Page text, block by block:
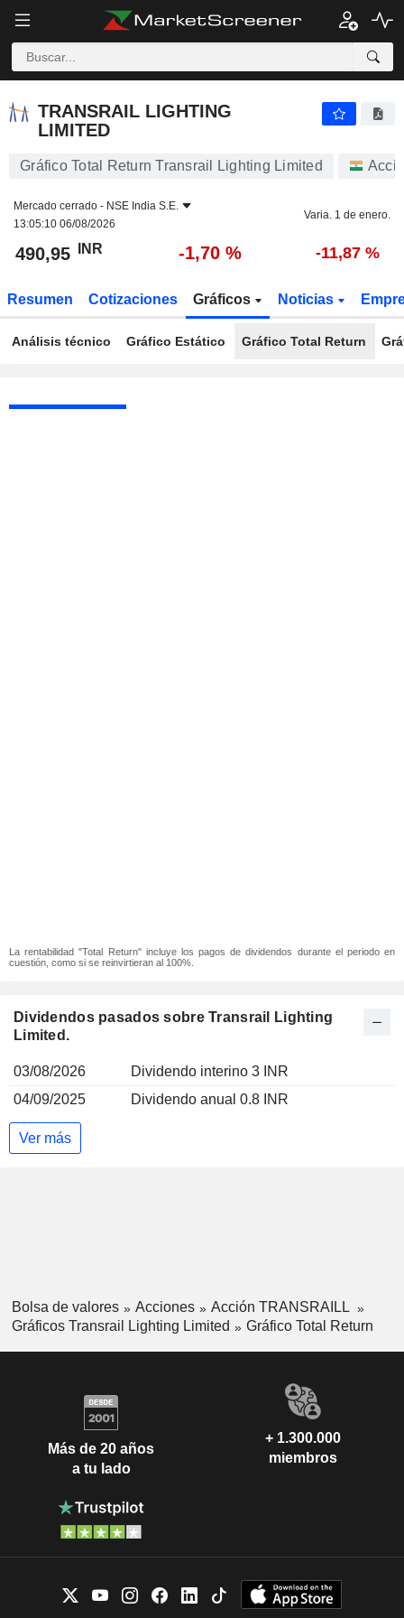
TRANSRAIL LIGHTING
LIMITED
Gráfico Total Return Transrail Lighting Limited
Mercado cerrado - NSE India S.E.
13:05:10 06/08/2026
Varia. 1 de enero.
490,95 INR -1,70 % -11,87 %
Resumen Cotizaciones Gráficos Noticias
Análisis técnico Gráfico Estático Gráfico Total Return
La rentabilidad "Total Return" incluye los pagos de dividendos durante el periodo en
cuestión, como si se reinvirtieran al 100%.
Dividendos pasados sobre Transrail Lighting
Limited.
03/08/2026
Dividendo interino 3 INR
04/09/2025
Dividendo anual 0.8 INR
Ver más
Bolsa de valores Acciones
Acción TRANSRAILL
Gráficos Transrail Lighting Limited
Gráfico Total Return
Más de 20 años
a tu lado
+ 1.300.000
miembros